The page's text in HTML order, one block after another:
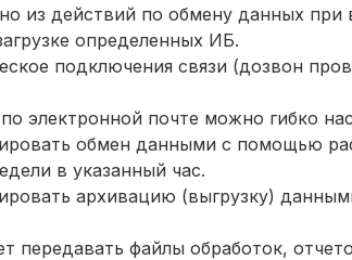
из действий по обмену данных
определенных ИБ.
подключения связи (дозвон
электронной почте можно гибко
обмен данными с помощью
в указанный час.
архивацию (выгрузку)
передавать файлы обработок,